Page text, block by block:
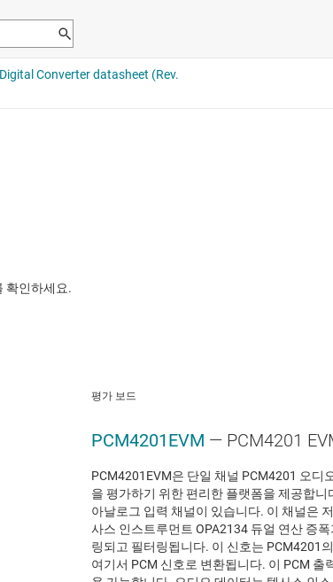
확인하세요.
평가 보드
PCM4201EVM — PCM4201
PCM4201EVM은 단일 채널 PCM4201 오디
을 평가하기 위한 편리한 플랫폼을 제공합니
아날로그 입력 채널이 있습니다. 이 채널은
사스 인스트루먼트 OPA2134 듀얼 연산 증
링되고 필터링됩니다. 이 신호는 PCM4201
여기서 PCM 신호로 변환됩니다. 이 PCM 출